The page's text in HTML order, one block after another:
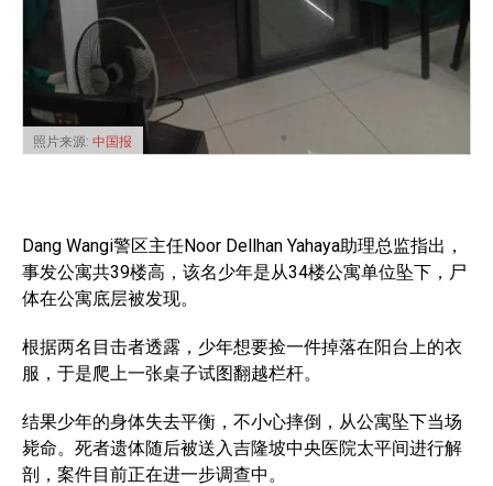
照片来源: 中国报
Dang Wangi警区主任Noor Dellhan Yahaya助理总监指出，
事发公寓共39楼高，该名少年是从34楼公寓单位坠下，尸
体在公寓底层被发现。
根据两名目击者透露，少年想要捡一件掉落在阳台上的衣
服，于是爬上一张桌子试图翻越栏杆。
结果少年的身体失去平衡，不小心摔倒，从公寓坠下当场
毙命。死者遗体随后被送入吉隆坡中央医院太平间进行解
剖，案件目前正在进一步调查中。